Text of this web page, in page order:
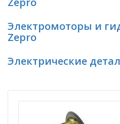
Электромоторы и
Zepro
Электрические